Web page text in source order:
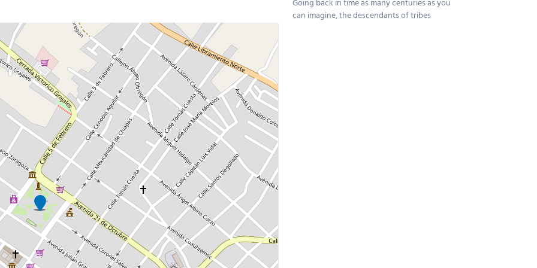
can imagine, the descendants of tribes